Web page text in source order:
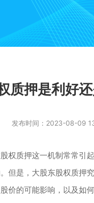
质押是利好
发布时间：2023-08-09
权质押这一机制常常引
但是，大股东股权质押
价的可能影响，以及如